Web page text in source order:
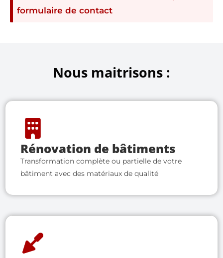
formulaire de contact
Nous maitrisons :
Rénovation de bâtiments
Transformation complète ou partielle de votre
bâtiment avec des matériaux de qualité